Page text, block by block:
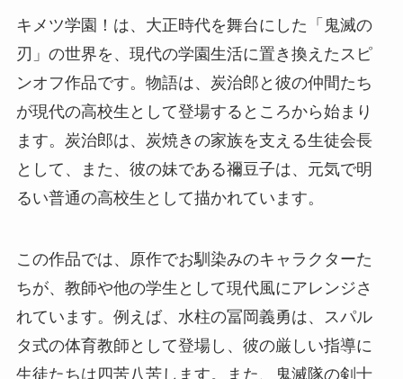
キメツ学園！は、大正時代を舞台にした「鬼滅の
刃」の世界を、現代の学園生活に置き換えたスピ
ンオフ作品です。物語は、炭治郎と彼の仲間たち
が現代の高校生として登場するところから始まり
ます。炭治郎は、炭焼きの家族を支える生徒会長
として、また、彼の妹である禰豆子は、元気で明
るい普通の高校生として描かれています。
この作品では、原作でお馴染みのキャラクターた
ちが、教師や他の学生として現代風にアレンジさ
れています。例えば、水柱の冨岡義勇は、スパル
タ式の体育教師として登場し、彼の厳しい指導に
生徒たちは四苦八苦します。また、鬼滅隊の剣士